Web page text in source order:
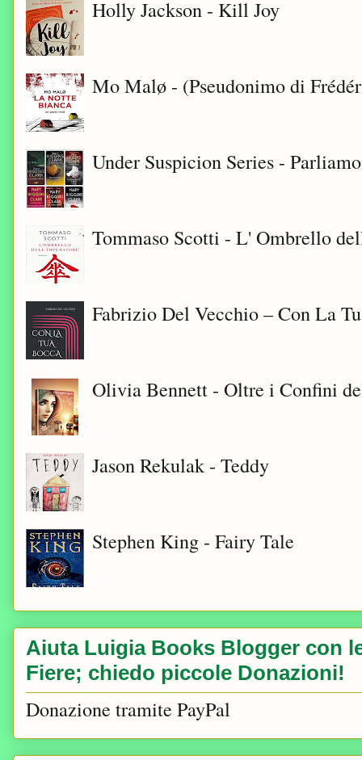
Holly Jackson - Kill Joy
Mo Malø - (Pseudonimo di
Under Suspicion Series -
Tommaso Scotti - L' Ombrello
Fabrizio Del Vecchio – Con La
Olivia Bennett - Oltre i Confini
Jason Rekulak - Teddy
Stephen King - Fairy Tale
Aiuta Luigia Books Blogger con
Fiere; chiedo piccole Donazioni!
Donazione tramite PayPal